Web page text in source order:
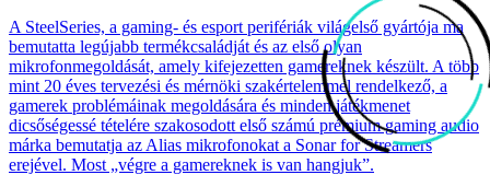
A SteelSeries, a gaming- és esport perifériák világelső gyártója ma
bemutatta legújabb termékcsaládját és az első olyan
mikrofonmegoldását, amely kifejezetten gamereknek készült. A több
mint 20 éves tervezési és mérnöki szakértelemmel rendelkező, a
gamerek problémáinak megoldására és minden játékmenet
dicsőségessé tételére szakosodott első számú prémium gaming audio
márka bemutatja az Alias mikrofonokat a Sonar for Streamers
erejével. Most „végre a gamereknek is van hangjuk”.